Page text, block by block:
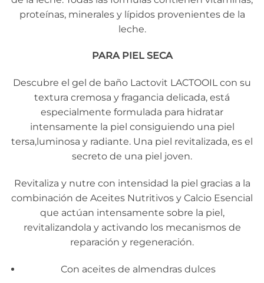
proteínas, minerales y lípidos provenientes de la
leche.
PARA PIEL SECA
Descubre el gel de baño Lactovit LACTOOIL con su
textura cremosa y fragancia delicada, está
especialmente formulada para hidratar
intensamente la piel consiguiendo una piel
tersa,luminosa y radiante. Una piel revitalizada, es el
secreto de una piel joven.
Revitaliza y nutre con intensidad la piel gracias a la
combinación de Aceites Nutritivos y Calcio Esencial
que actúan intensamente sobre la piel,
revitalizandola y activando los mecanismos de
reparación y regeneración.
Con aceites de almendras dulces